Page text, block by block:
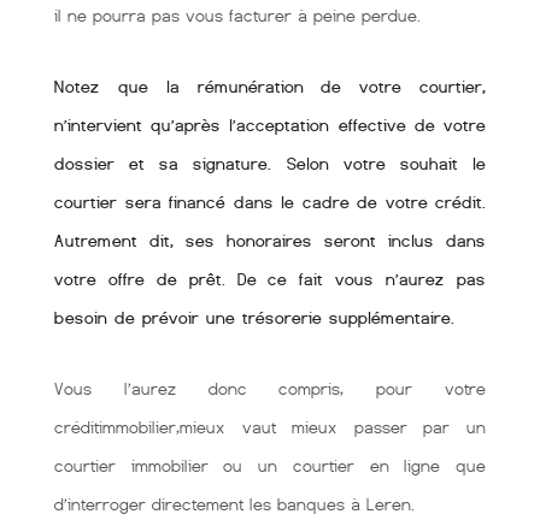
il ne pourra pas vous facturer à peine perdue.
Notez que la rémunération de votre courtier,
n’intervient qu’après l’acceptation effective de votre
dossier et sa signature. Selon votre souhait le
courtier sera financé dans le cadre de votre crédit.
Autrement dit, ses honoraires seront inclus dans
votre offre de prêt. De ce fait vous n’aurez pas
besoin de prévoir une trésorerie supplémentaire.
Vous l’aurez donc compris, pour votre
créditimmobilier,mieux vaut mieux passer par un
courtier immobilier ou un courtier en ligne que
d’interroger directement les banques à Leren.